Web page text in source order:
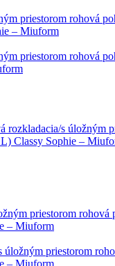
priestorom rohová
– Miuform
priestorom rohová
rozkladacia/s úložným
Classy Sophie –
priestorom
– Miuform
úložným priestorom
– Miuform